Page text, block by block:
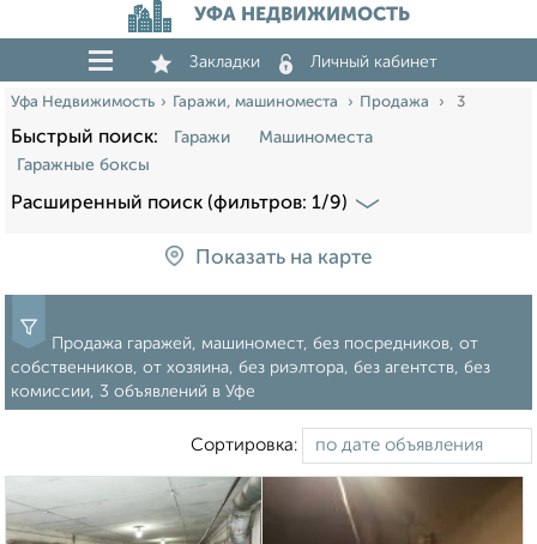
УФА НЕДВИЖИМОСТЬ
Закладки Личный кабинет
Уфа Недвижимость Гаражи, машиноместа Продажа 3
Быстрый поиск: Гаражи
Машиноместа
Гаражные боксы
Расширенный поиск (фильтров: 1/9)
Показать на карте
Продажа гаражей, машиномест, без посредников, от
собственников, от хозяина, без риэлтора, без агентств, без
комиссии, 3 объявлений в Уфе
Сортировка: